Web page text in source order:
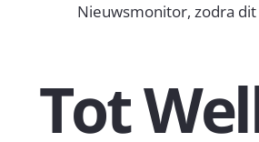
Nieuwsmonitor, zodra
Tot